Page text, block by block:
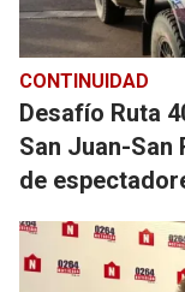
CONTINUIDAD
Desafío Ruta
San Juan-San
de